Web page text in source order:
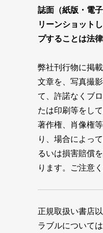
誌面（紙版・電
リーンショット
プすることは法
弊社刊行物に掲
文章を、写真撮
て、許諾なくブ
たは印刷等をし
著作権、肖像権
り、場合によっ
るいは損害賠償
ります。ご注意く
正規取扱い書店
ラブルについて